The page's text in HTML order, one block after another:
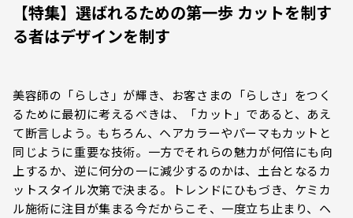
【特集】選ばれるための第一歩 カットを制す
る者はデザインを制す
美容師の「らしさ」が輝き、お客さまの「らしさ」をつく
るために最初に考えるべきは、「カット」であると、あえ
て断言しよう。もちろん、ヘアカラーやパーマもカットと
同じように重要な技術。一方でそれらの魅力が何倍にも向
上するか、逆に何分の一に減少するのかは、土台となるカ
ットスタイル次第で決まる。トレンドにひもづき、ケミカ
ル施術に注目が集まる今だからこそ、一度立ち止まり、ヘ